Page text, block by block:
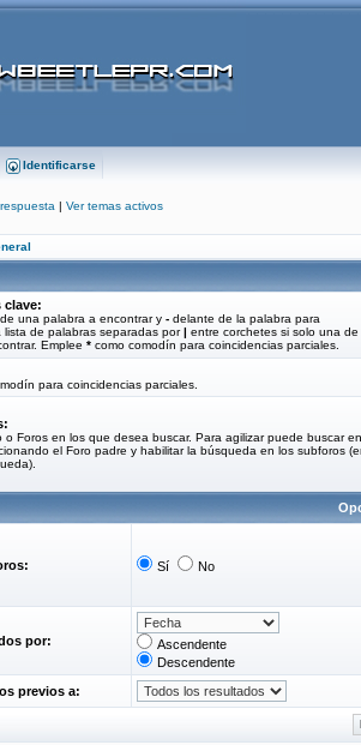
Identificarse
| Ver temas activos
clave:
una palabra a encontrar y - delante de la palabra para
lista de palabras separadas por| entre corchetes si solo una de
Emplee * como comodín para coincidencias parciales.
para coincidencias parciales.
o Foros en los que desea buscar. Para agilizar puede buscar en
el Foro padre y habilitar la búsqueda en los subforos
Sí No
por:
Ascendente
Descendente
previos a: